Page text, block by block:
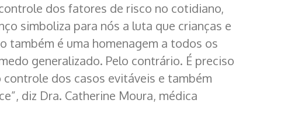
dos fatores de risco no cotidiano,
simboliza para nós a luta que crianças e
também é uma homenagem a todos os
generalizado. Pelo contrário. É preciso
dos casos evitáveis e também
diz Dra. Catherine Moura, médica